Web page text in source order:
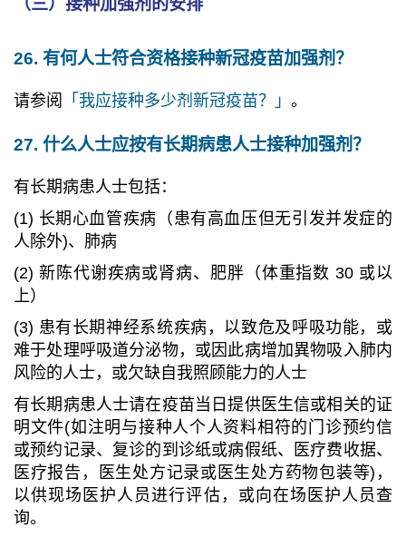
（三）接种加强剂的安排
26. 有何人士符合资格接种新冠疫苗加强剂？
请参阅 「我应接种多少剂新冠疫苗？」 。
27. 什么人士应按有长期病患人士接种加强剂？
有长期病患人士包括：
(1) 长期心血管疾病（患有高血压但无引发并发症的
人除外)、肺病
(2) 新陈代谢疾病或肾病、肥胖（体重指数 30 或以
上）
(3) 患有长期神经系统疾病，以致危及呼吸功能，或
难于处理呼吸道分泌物，或因此病增加異物吸入肺内
风险的人士，或欠缺自我照顾能力的人士
有长期病患人士请在疫苗当日提供医生信或相关的证
明文件(如注明与接种人个人资料相符的门诊预约信
或预约记录、复诊的到诊纸或病假纸、医疗费收据、
医疗报告，医生处方记录或医生处方药物包装等)，
以供现场医护人员进行评估，或向在场医护人员查
询。